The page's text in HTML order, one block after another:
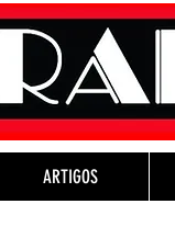
ARTIGOS